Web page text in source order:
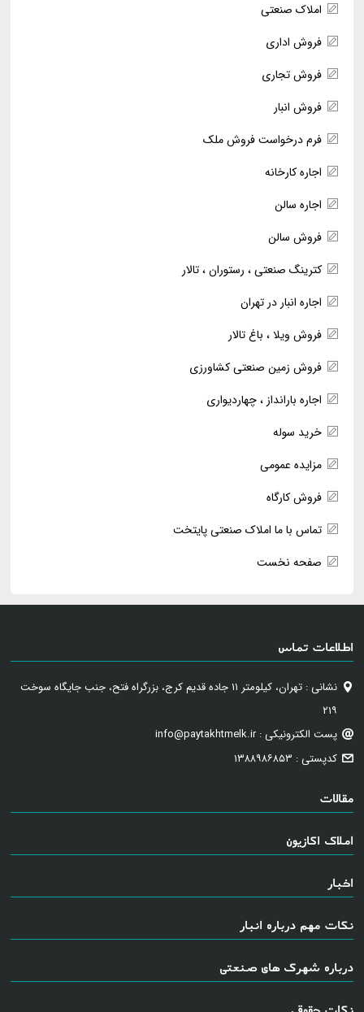
املاک صنعتی
فروش اداری
فروش تجاری
فروش انبار
فرم درخواست فروش ملک
اجاره کارخانه
اجاره سالن
فروش سالن
کترینگ صنعتی ، رستوران ، تالار
اجاره انبار در تهران
فروش ویلا ، باغ تالار
فروش زمین صنعتی کشاورزی
اجاره بارانداز ، چهاردیواری
خرید سوله
مزایده عمومی
فروش کارگاه
تماس با ما املاک صنعتی پایتخت
صفحه نخست
اطلاعات تماس
نشانی : تهران، کیلومتر ۱۱ جاده قدیم کرج، بزرگراه فتح، جنب جایگاه سوخت
۲۱۹
پست الکترونیکی : info@paytakhtmelk.ir
کدپستی : ۱۳۸۸۹۸۶۸۵۳
مقالات
املاک اکازیون
اخبار
نکات مهم درباره انبار
درباره شهرک های صنعتی